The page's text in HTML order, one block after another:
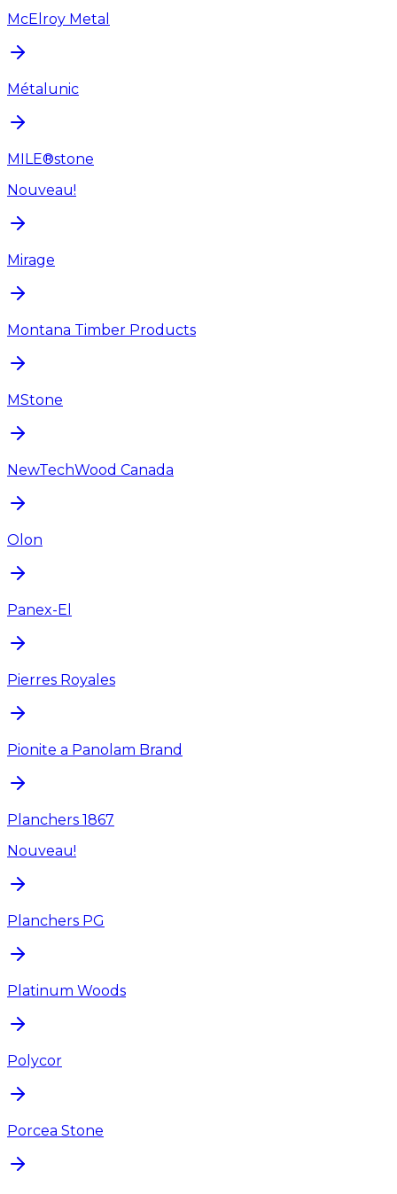
McElroy Metal
Métalunic
MILE®stone
Nouveau!
Mirage
Montana Timber Products
MStone
NewTechWood Canada
Olon
Panex-El
Pierres Royales
Pionite a Panolam Brand
Planchers 1867
Nouveau!
Planchers PG
Platinum Woods
Polycor
Porcea Stone